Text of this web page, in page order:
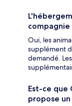
compagnie
Oui, les
supplément
demandé.
Est-ce que
propose